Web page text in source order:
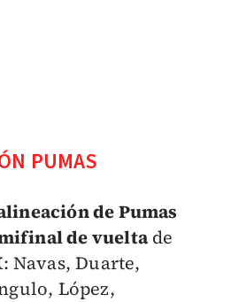
PUMAS
de Pumas
de vueltade
Navas, Duarte,
López,